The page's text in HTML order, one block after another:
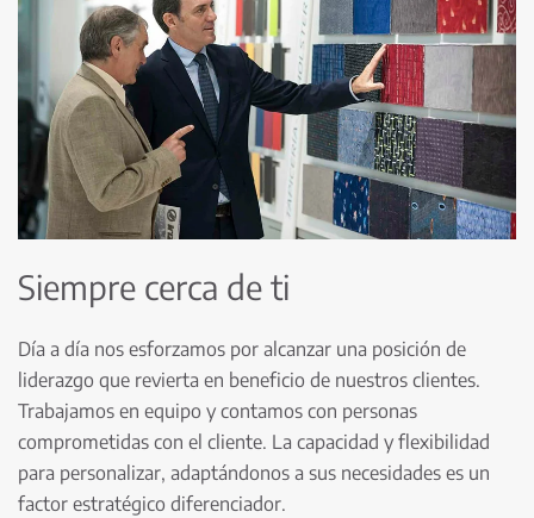
Siempre cerca de ti
Día a día nos esforzamos por alcanzar una posición de
liderazgo que revierta en beneficio de nuestros clientes.
Trabajamos en equipo y contamos con personas
comprometidas con el cliente. La capacidad y flexibilidad
para personalizar, adaptándonos a sus necesidades es un
factor estratégico diferenciador.